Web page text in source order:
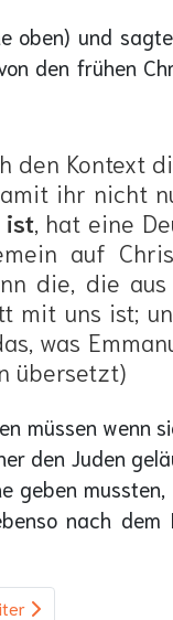
oben) und
den frühen
Kontext
ihr nicht
ist, hat eine
auf
die, die
mit uns ist;
was
übersetzt)
müssen wenn
den Juden
nach